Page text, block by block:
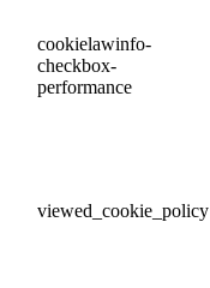
cookielawinfo-
checkbox-
performance
viewed_cookie_policy